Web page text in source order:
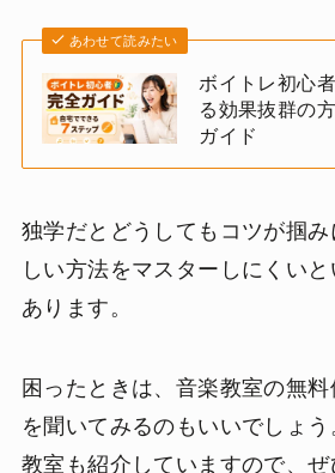
あわせて読みたい
ボイトレ初心
る効果抜群の
ガイド
独学だとどうしてもコツが掴
しい方法をマスターしにくい
あります。
困ったときは、音楽教室の無
を聞いてみるのもいいでしょ
教室も紹介していますので、